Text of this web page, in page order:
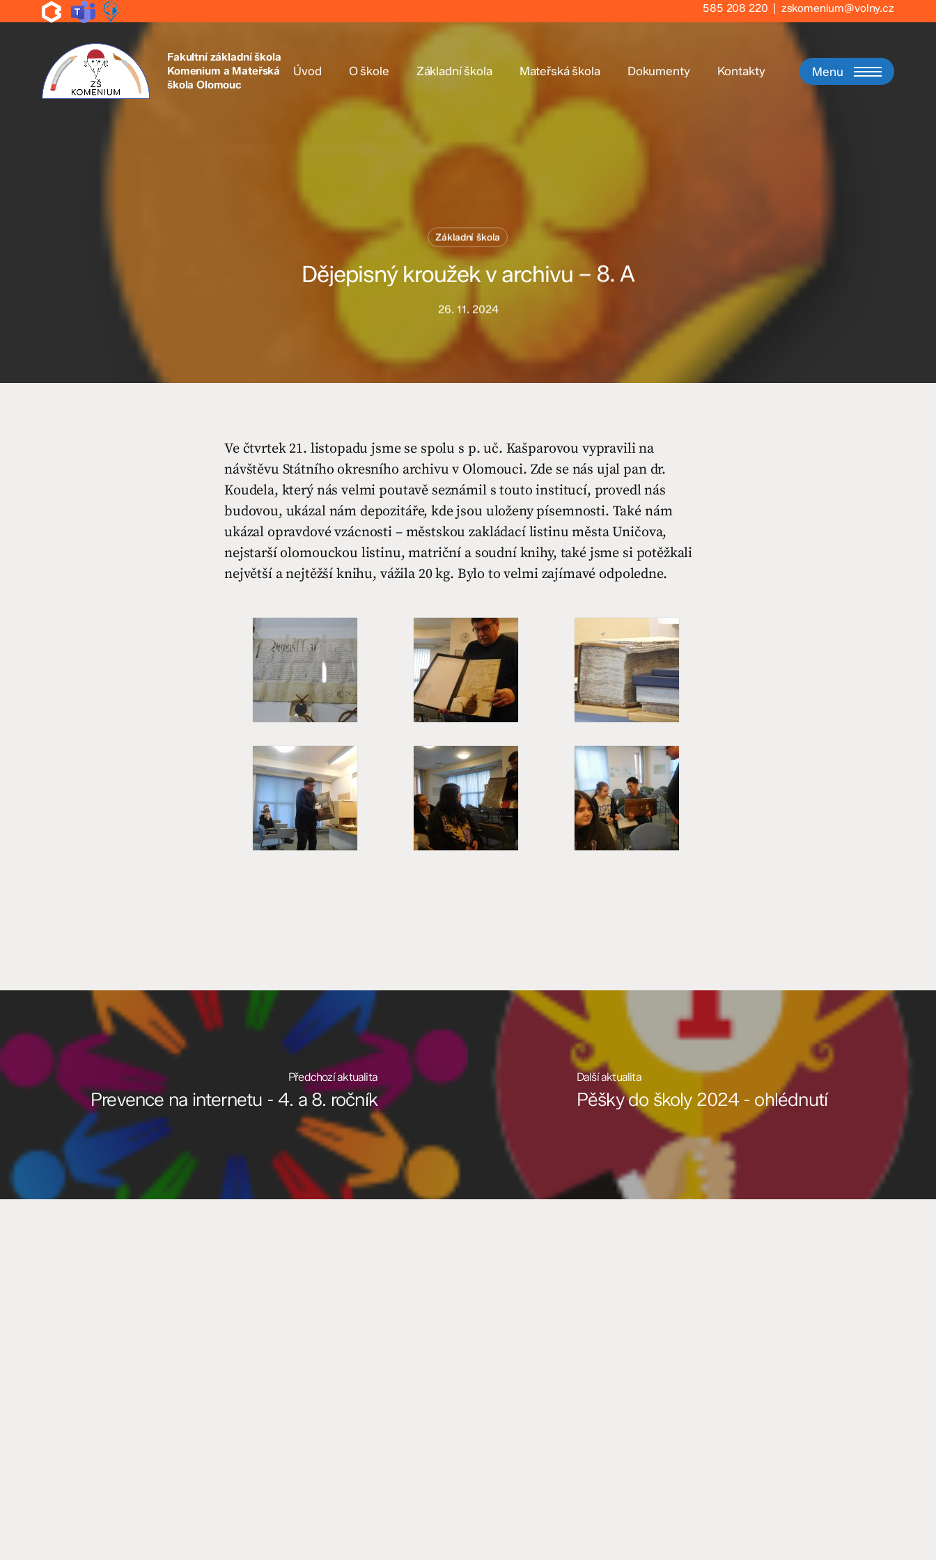
to
585 208 220 | zskomenium@volny.cz
Fakultní základní škola
Komenium a Mateřská
škola Olomouc
Úvod O škole Základní škola Mateřská škola Dokumenty Kontakty Menu
Základní škola
Dějepisný kroužek v archivu – 8. A
26. 11. 2024
Ve čtvrtek 21. listopadu jsme se spolu s p. uč. Kašparovou vypravili na
návštěvu Státního okresního archivu v Olomouci. Zde se nás ujal pan dr.
Koudela, který nás velmi poutavě seznámil s touto institucí, provedl nás
budovou, ukázal nám depozitáře, kde jsou uloženy písemnosti. Také nám
ukázal opravdové vzácnosti – městskou zakládací listinu města Uničova,
nejstarší olomouckou listinu, matriční a soudní knihy, také jsme si potěžkali
největší a nejtěžší knihu, vážila 20 kg. Bylo to velmi zajímavé odpoledne.
Předchozí aktualita
Prevence na internetu - 4. a 8. ročník
Další aktualita
Pěšky do školy 2024 - ohlédnutí